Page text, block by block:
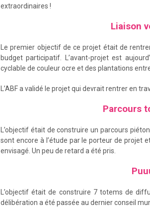
extraordinaires !
Liaison
Le premier objectif de ce projet était de
budget participatif. L’avant-projet est
cyclable de couleur ocre et des plantations
L’ABF a validé le projet qui devrait rentrer en
Parcours
L’objectif était de construire un parcours
sont encore à l’étude par le porteur de projet
envisagé. Un peu de retard a été pris.
L’objectif était de construire 7 totems de
délibération a été passée au dernier conseil